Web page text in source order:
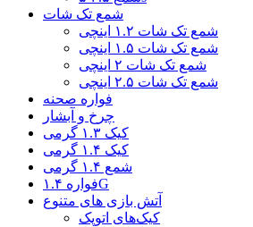
شمع تک شات
شمع تک شات ۱.۲ اینچی
شمع تک شات ۱.۵ اینچی
شمع تک شات ۲ اینچی
شمع تک شات ۲.۵ اینچی
فواره صحنه
چرخ و آبشار
کیک ۱.۳ گرمی
کیک ۱.۴ گرمی
شمع ۱.۴ گرمی
فواره ۱.۴G
آتش بازی های متنوع
کیک‌های اتوپک